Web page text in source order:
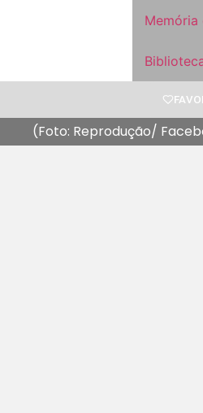
Memória
(Foto: Reprodução/